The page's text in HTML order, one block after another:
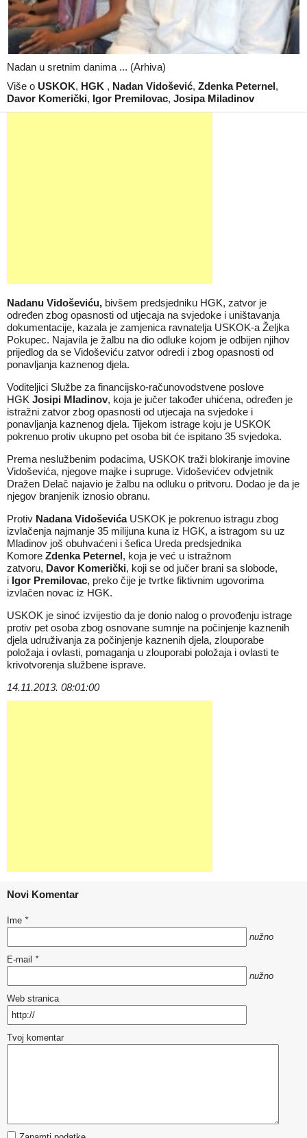
Nadan u sretnim danima ... (Arhiva)
Više o USKOK, HGK , Nadan Vidošević, Zdenka Peternel,
Davor Komerički, Igor Premilovac, Josipa Miladinov
Nadanu Vidoševiću, bivšem predsjedniku HGK, zatvor je
određen zbog opasnosti od utjecaja na svjedoke i uništavanja
dokumentacije, kazala je zamjenica ravnatelja USKOK-a Željka
Pokupec. Najavila je žalbu na dio odluke kojom je odbijen njihov
prijedlog da se Vidoševiću zatvor odredi i zbog opasnosti od
ponavljanja kaznenog djela.
Voditeljici Službe za financijsko-računovodstvene poslove
HGK Josipi Mladinov, koja je jučer također uhićena, određen je
istražni zatvor zbog opasnosti od utjecaja na svjedoke i
ponavljanja kaznenog djela. Tijekom istrage koju je USKOK
pokrenuo protiv ukupno pet osoba bit će ispitano 35 svjedoka.
Prema neslužbenim podacima, USKOK traži blokiranje imovine
Vidoševića, njegove majke i supruge. Vidoševićev odvjetnik
Dražen Delač najavio je žalbu na odluku o pritvoru. Dodao je da je
njegov branjenik iznosio obranu.
Protiv Nadana VidoševićaUSKOK je pokrenuo istragu zbog
izvlačenja najmanje 35 milijuna kuna iz HGK, a istragom su uz
Mladinov još obuhvaćeni i šefica Ureda predsjednika
Komore Zdenka Peternel, koja je već u istražnom
zatvoru, Davor Komerički, koji se od jučer brani sa slobode,
i Igor Premilovac, preko čije je tvrtke fiktivnim ugovorima
izvlačen novac iz HGK.
USKOK je sinoć izvijestio da je donio nalog o provođenju istrage
protiv pet osoba zbog osnovane sumnje na počinjenje kaznenih
djela udruživanja za počinjenje kaznenih djela, zlouporabe
položaja i ovlasti, pomaganja u zlouporabi položaja i ovlasti te
krivotvorenja službene isprave.
14.11.2013. 08:01:00
Novi Komentar
Ime *
nužno
E-mail *
nužno
Web stranica
Tvoj komentar